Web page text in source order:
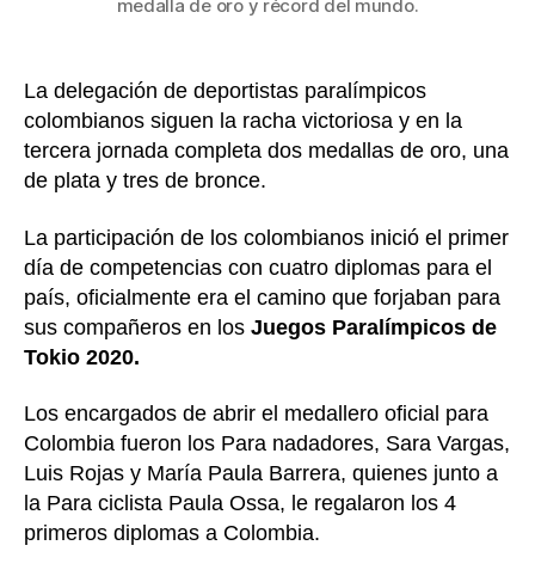
medalla de oro y récord del mundo.
La delegación de deportistas paralímpicos
colombianos siguen la racha victoriosa y en la
tercera jornada completa dos medallas de oro, una
de plata y tres de bronce.
La participación de los colombianos inició el primer
día de competencias con cuatro diplomas para el
país, oficialmente era el camino que forjaban para
sus compañeros en los Juegos Paralímpicos de
Tokio 2020.
Los encargados de abrir el medallero oficial para
Colombia fueron los Para nadadores, Sara Vargas,
Luis Rojas y María Paula Barrera, quienes junto a
la Para ciclista Paula Ossa, le regalaron los 4
primeros diplomas a Colombia.